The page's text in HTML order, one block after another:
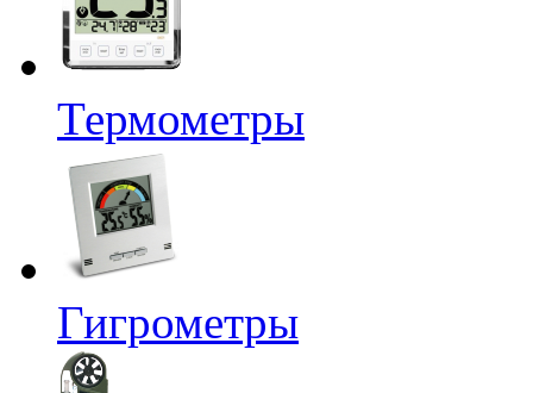
Термометры
Гигрометры